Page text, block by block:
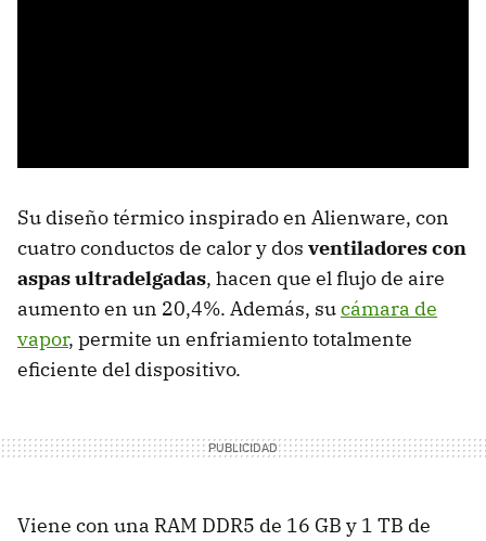
Su diseño térmico inspirado en Alienware, con
cuatro conductos de calor y dos ventiladores con
aspas ultradelgadas, hacen que el flujo de aire
aumento en un 20,4%. Además, sucámara de
vapor, permite un enfriamiento totalmente
eficiente del dispositivo.
Viene con una RAM DDR5 de 16 GB y 1 TB de